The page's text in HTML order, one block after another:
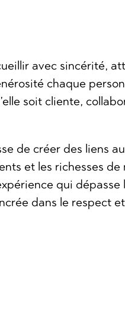
avec sincérité,
chaque
soit cliente,
de créer des liens
et les richesses
qui
dans le respect